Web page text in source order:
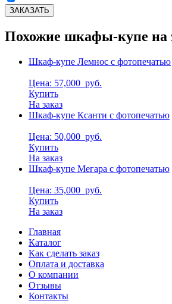
Похожие шкафы-купе на
Шкаф-купе Лемнос с фотопечатью
Цена: 57,000 руб.
Купить
На заказ
Шкаф-купе Ксанти с фотопечатью
Цена: 50,000 руб.
Купить
На заказ
Шкаф-купе Мегара с фотопечатью
Цена: 35,000 руб.
Купить
На заказ
Главная
Каталог
Как сделать заказ
Оплата и доставка
О компании
Отзывы
Контакты